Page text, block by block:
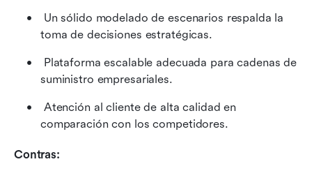
Un sólido modelado de escenarios respalda la
toma de decisiones estratégicas.
Plataforma escalable adecuada para cadenas de
suministro empresariales.
Atención al cliente de alta calidad en
comparación con los competidores.
Contras: